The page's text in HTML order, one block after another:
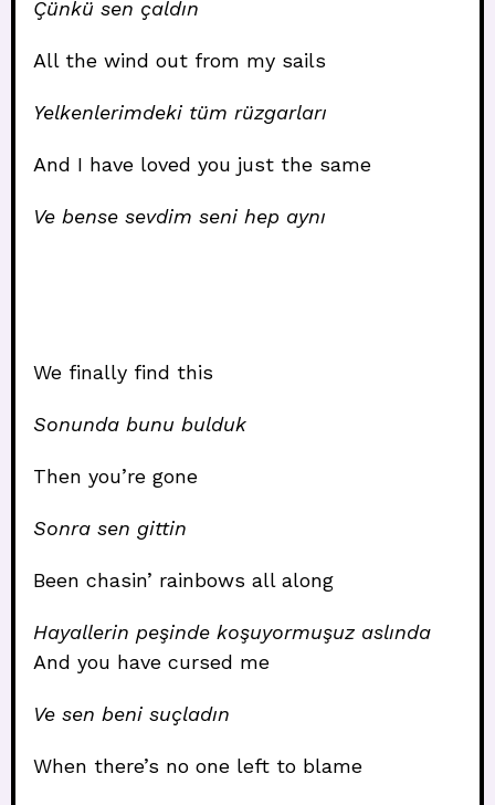
Çünkü sen çaldın
All the wind out from my sails
Yelkenlerimdeki tüm rüzgarları
And I have loved you just the same
Ve bense sevdim seni hep aynı
We finally find this
Sonunda bunu bulduk
Then you’re gone
Sonra sen gittin
Been chasin’ rainbows all along
Hayallerin peşinde koşuyormuşuz aslında
And you have cursed me
Ve sen beni suçladın
When there’s no one left to blame